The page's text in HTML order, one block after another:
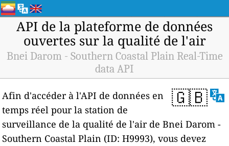
API de la plateforme de données
ouvertes sur la qualité de l'air
Bnei Darom - Southern Coastal Plain Real-Time
data API
🇬🇧
Afin d'accéder à l'API de données en
temps réel pour la station de
surveillance de la qualité de l'air de Bnei Darom -
Southern Coastal Plain (ID: H9993), vous devez